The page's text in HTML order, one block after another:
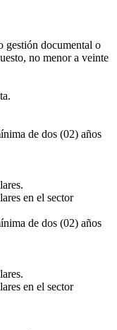
gestión documental o
no menor a veinte
de dos (02) años
en el sector
de dos (02) años
en el sector